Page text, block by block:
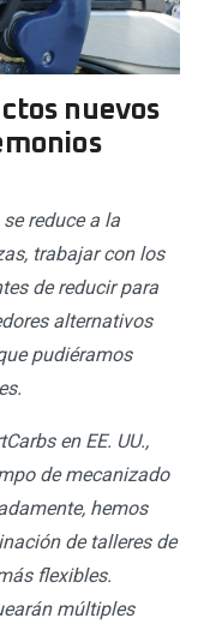
nuevos
reduce a la
trabajar con los
de reducir para
alternativos
pudiéramos
en EE. UU.,
de mecanizado
hemos
de talleres de
flexibles.
múltiples